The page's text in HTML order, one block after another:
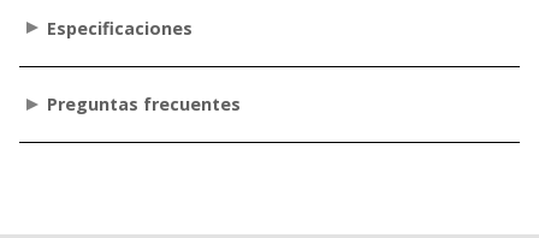
Especificaciones
Preguntas frecuentes